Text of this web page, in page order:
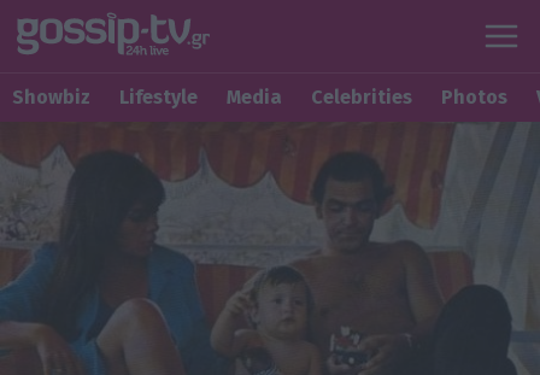
Showbiz Lifestyle Media Celebrities Photos